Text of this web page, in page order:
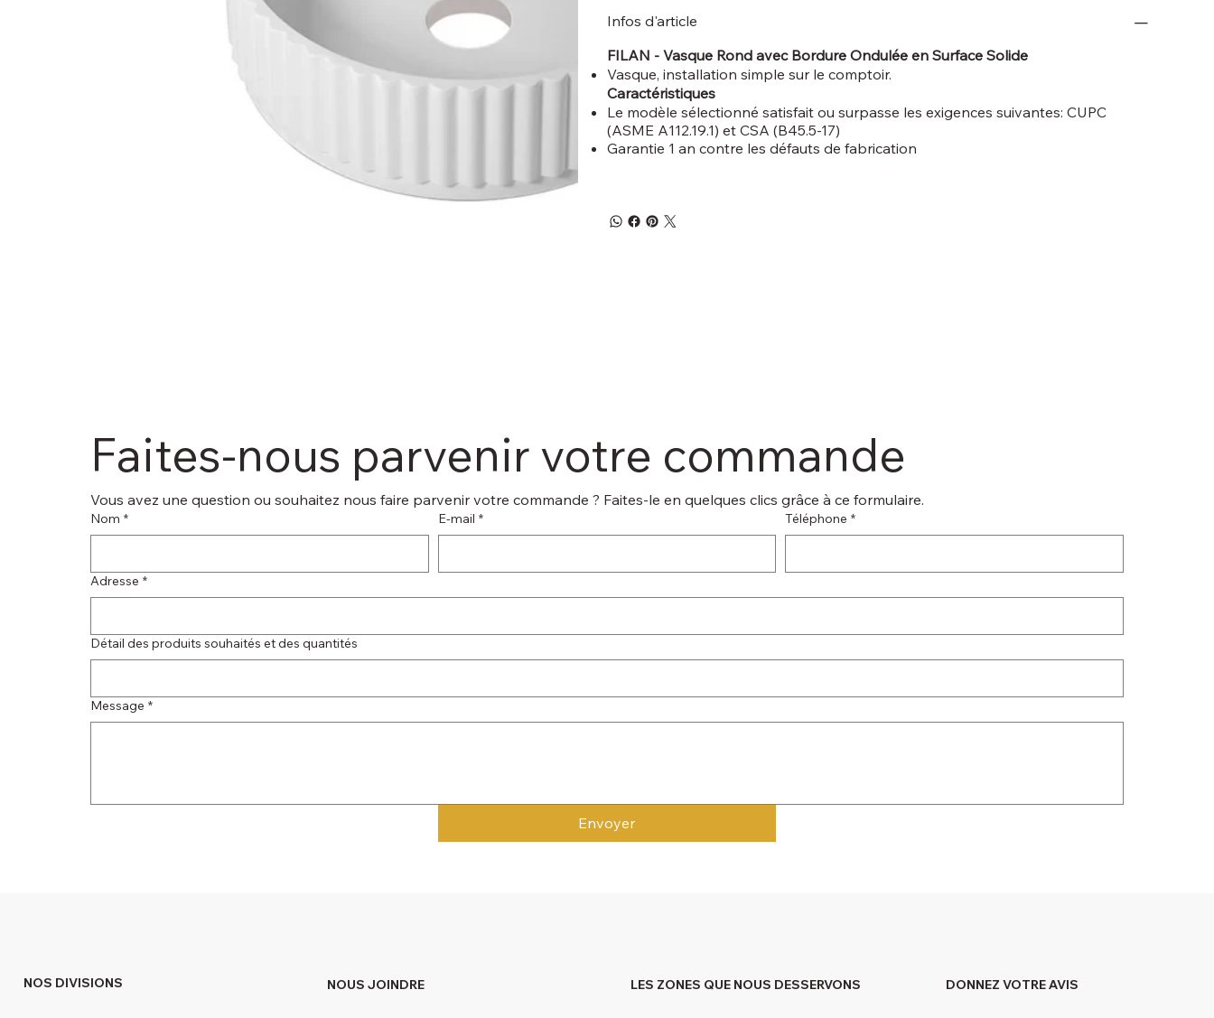
Infos d'article
FILAN - Vasque Rond avec Bordure Ondulée en Surface Solide
Vasque, installation simple sur le comptoir.
Caractéristiques
Le modèle sélectionné satisfait ou surpasse les exigences suivantes: CUPC
(ASME A112.19.1) et CSA (B45.5-17)
Garantie 1 an contre les défauts de fabrication
Faites-nous parvenir votre commande
Vous avez une question ou souhaitez nous faire parvenir votre commande ? Faites-le en quelques clics grâce à ce formulaire.
Nom * E‑mail * Téléphone *
Adresse *
Détail des produits souhaités et des quantités
Message *
Envoyer
NOS DIVISIONS NOUS JOINDRE LES ZONES QUE NOUS DESSERVONS DONNEZ VOTRE AVIS